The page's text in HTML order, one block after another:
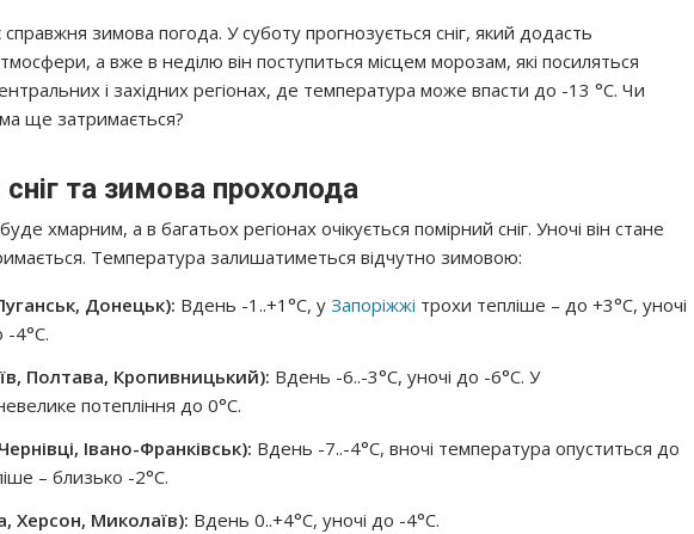
зимова погода. У суботу прогнозується сніг, який додасть
а вже в неділю він поступиться місцем морозам, які посиляться
і західних регіонах, де температура може впасти до -13 °C. Чи
ще затримається?
та зимова прохолода
хмарним, а в багатьох регіонах очікується помірний сніг. Уночі він стане
Температура залишатиметься відчутно зимовою:
Донецьк): Вдень -1..+1°C, у Запоріжжі трохи тепліше – до +3°C, уночі
4°C.
Полтава, Кропивницький): Вдень -6..-3°C, уночі до -6°C. У
потепління до 0°C.
Івано-Франківськ): Вдень -7..-4°C, вночі температура опуститься до
– близько -2°C.
Херсон, Миколаїв): Вдень 0..+4°C, уночі до -4°C.